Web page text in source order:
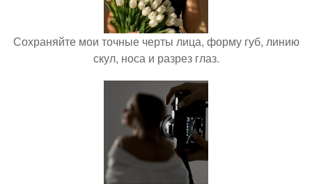
Сохраняйте мои точные черты лица, форму губ, линию
скул, носа и разрез глаз.